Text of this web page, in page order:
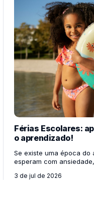
Férias Escolares:
o aprendizado!
Se existe uma época do
esperam com
esquecer o despertador
3 de jul de 2026